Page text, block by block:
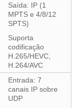
Saída: IP (1
MPTS e 4/8/12
SPTS)
Suporta
codificação
H.265/HEVC,
H.264/AVC
Entrada: 7
canais IP sobre
UDP